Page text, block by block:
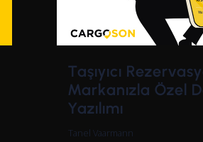
Taşıyıcı
Markanızla Özel
Yazılımı
Tanel Vaarmann